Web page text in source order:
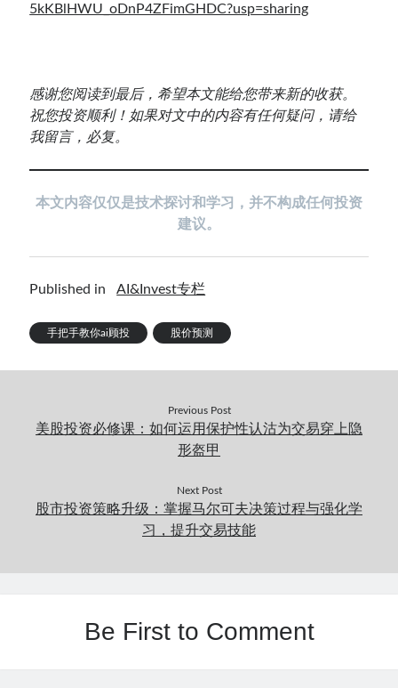
5kKBlHWU_oDnP4ZFimGHDC?usp=sharing
感谢您阅读到最后，希望本文能给您带来新的收获。
祝您投资顺利！如果对文中的内容有任何疑问，请给
我留言，必复。
本文内容仅仅是技术探讨和学习，并不构成任何投资
建议。
Published in AI&Invest专栏
手把手教你ai顾投 股价预测
Previous Post
美股投资必修课：如何运用保护性认沽为交易穿上隐
形盔甲
Next Post
股市投资策略升级：掌握马尔可夫决策过程与强化学
习，提升交易技能
Be First to Comment